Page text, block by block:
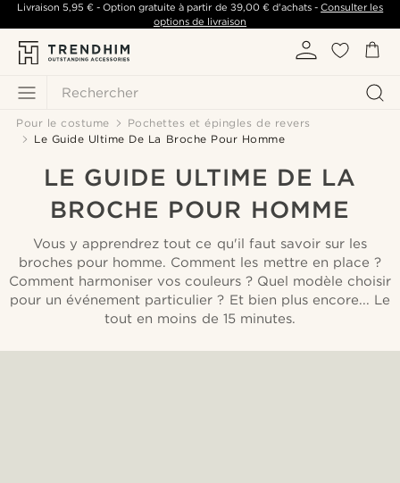
Rechercher
Livraison 5,95 €- Option gratuite à partir de 39,00 €d'achats -Consulter les
options de livraison
Pour le costume
Pochettes et épingles de revers
Le Guide Ultime De La Broche Pour Homme
LE GUIDE ULTIME DE LA
BROCHE POUR HOMME
Vous y apprendrez tout ce qu'il faut savoir sur les
broches pour homme. Comment les mettre en place ?
Comment harmoniser vos couleurs ? Quel modèle choisir
pour un événement particulier ? Et bien plus encore... Le
tout en moins de 15 minutes.